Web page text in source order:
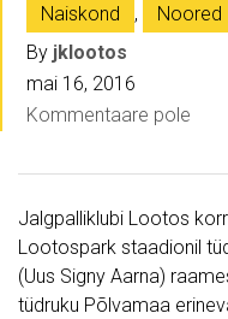
Naiskond ,
Noored
By jklootos
mai 16, 2016
Kommentaare pole
Jalgpalliklubi Lootos
Lootospark staadionil
(Uus Signy Aarna)
tüdruku Põlvamaa